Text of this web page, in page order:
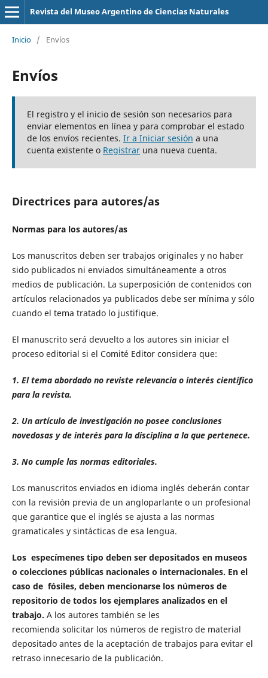
Revista del Museo Argentino de Ciencias Naturales
Inicio / Envíos
Envíos
El registro y el inicio de sesión son necesarios para
enviar elementos en línea y para comprobar el estado
de los envíos recientes. Ir a Iniciar sesión a una
cuenta existente o Registraruna nueva cuenta.
Directrices para autores/as
Normas para los autores/as
Los manuscritos deben ser trabajos originales y no haber
sido publicados ni enviados simultáneamente a otros
medios de publicación. La superposición de contenidos con
artículos relacionados ya publicados debe ser mínima y sólo
cuando el tema tratado lo justifique.
El manuscrito será devuelto a los autores sin iniciar el
proceso editorial si el Comité Editor considera que:
1. El tema abordado no reviste relevancia o interés científico
para la revista.
2. Un artículo de investigación no posee conclusiones
novedosas y de interés para la disciplina a la que pertenece.
3. No cumple las normas editoriales.
Los manuscritos enviados en idioma inglés deberán contar
con la revisión previa de un angloparlante o un profesional
que garantice que el inglés se ajusta a las normas
gramaticales y sintácticas de esa lengua.
Los especímenes tipo deben ser depositados en museos
o colecciones públicas nacionales o internacionales. En el
caso de fósiles, deben mencionarse los números de
repositorio de todos los ejemplares analizados en el
trabajo. A los autores también se les
recomienda solicitar los números de registro de material
depositado antes de la aceptación de trabajos para evitar el
retraso innecesario de la publicación.